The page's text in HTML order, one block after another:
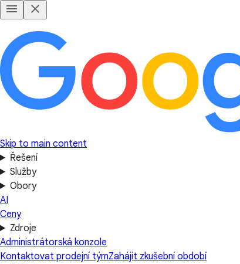
Skip to main content
Řešení
Služby
Obory
AI
Ceny
Zdroje
Administrátorská konzole
Kontaktovat prodejní týmZahájit zkušební období